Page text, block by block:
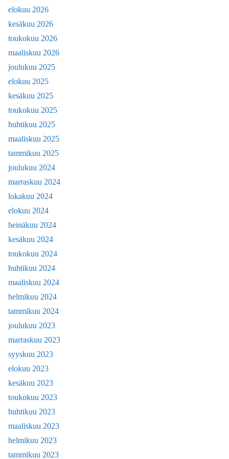
elokuu 2026
kesäkuu 2026
toukokuu 2026
maaliskuu 2026
joulukuu 2025
elokuu 2025
kesäkuu 2025
toukokuu 2025
huhtikuu 2025
maaliskuu 2025
tammikuu 2025
joulukuu 2024
marraskuu 2024
lokakuu 2024
elokuu 2024
heinäkuu 2024
kesäkuu 2024
toukokuu 2024
huhtikuu 2024
maaliskuu 2024
helmikuu 2024
tammikuu 2024
joulukuu 2023
marraskuu 2023
syyskuu 2023
elokuu 2023
kesäkuu 2023
toukokuu 2023
huhtikuu 2023
maaliskuu 2023
helmikuu 2023
tammikuu 2023